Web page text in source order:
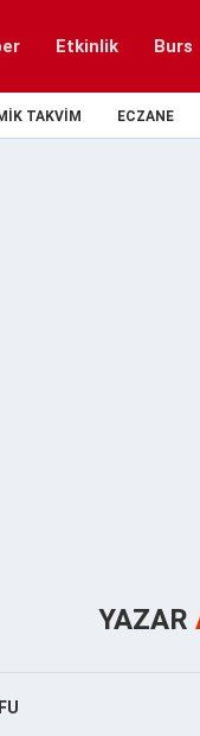
Etkinlik Burs
TAKVIM ECZANE
YAZAR